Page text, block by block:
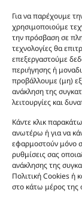
Για να παρέχουμε
χρησιμοποιούμε
την πρόσβαση σε
τεχνολογίες θα
επεξεργαστούμε
περιήγησης ή
προβάλλουμε (μη)
ανάκληση της
λειτουργίες και
Κάντε κλικ
ανωτέρω ή για να
εφαρμοστούν μόνο
ρυθμίσεις σας
ανάκλησης της
Πολιτική Cookies ή
στο κάτω μέρος της
Οι
και δεν
Σκοπός τους
Σε καμία
αυθεντικά
είναι η
καταναλωτή.